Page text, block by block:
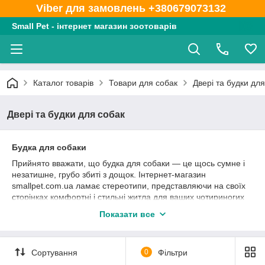
Viber для замовлень +380679073132
Small Pet - інтернет магазин зоотоварів
Каталог товарів Товари для собак Двері та будки
Двері та будки для собак
Будка для собаки
Прийнято вважати, що будка для собаки — це щось сумне і
незатишне, грубо збиті з дощок. Інтернет-магазин
smallpet.com.ua ламає стереотипи, представляючи на своїх
сторінках комфортні і стильні житла для ваших чотириногих
довго радувати вихованців та їхніх господарів.
Ми також подбали про зручність кімнатних улюбленців, чиє
переміщення по будинку утруднено захлопнутой не вчасно
дверима. Саме тут ви можете недорого замовити будку або
Показати все
Сортування 0 Фільтри